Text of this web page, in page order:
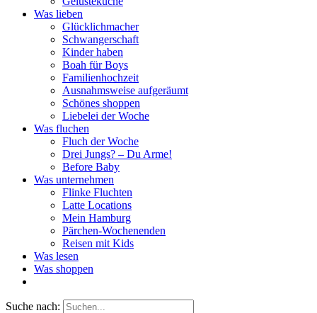
Was lieben
Glücklichmacher
Schwangerschaft
Kinder haben
Boah für Boys
Familienhochzeit
Ausnahmsweise aufgeräumt
Schönes shoppen
Liebelei der Woche
Was fluchen
Fluch der Woche
Drei Jungs? – Du Arme!
Before Baby
Was unternehmen
Flinke Fluchten
Latte Locations
Mein Hamburg
Pärchen-Wochenenden
Reisen mit Kids
Was lesen
Was shoppen
Suche nach: